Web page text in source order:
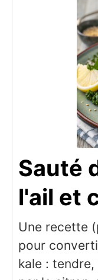
Sauté
l'ail et
Une recette
pour
kale :